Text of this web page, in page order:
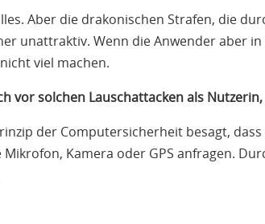
Aber die drakonischen Strafen, die
unattraktiv. Wenn die Anwender aber
nicht viel machen.
vor solchen Lauschattacken als
der Computersicherheit besagt,
Mikrofon, Kamera oder GPS anfragen.